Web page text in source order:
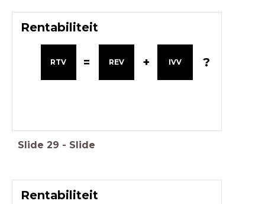
Rentabiliteit
RTV REV IVV
= + ?
Slide 29 - Slide
Rentabiliteit